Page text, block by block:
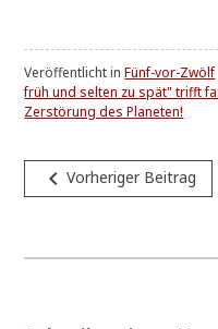
Veröffentlicht inFünf-vor-Zwölf
früh und selten zu spät" trifft
Zerstörung des Planeten!
Beitragsnavigation
navigate_beforeVorheriger Beitrag